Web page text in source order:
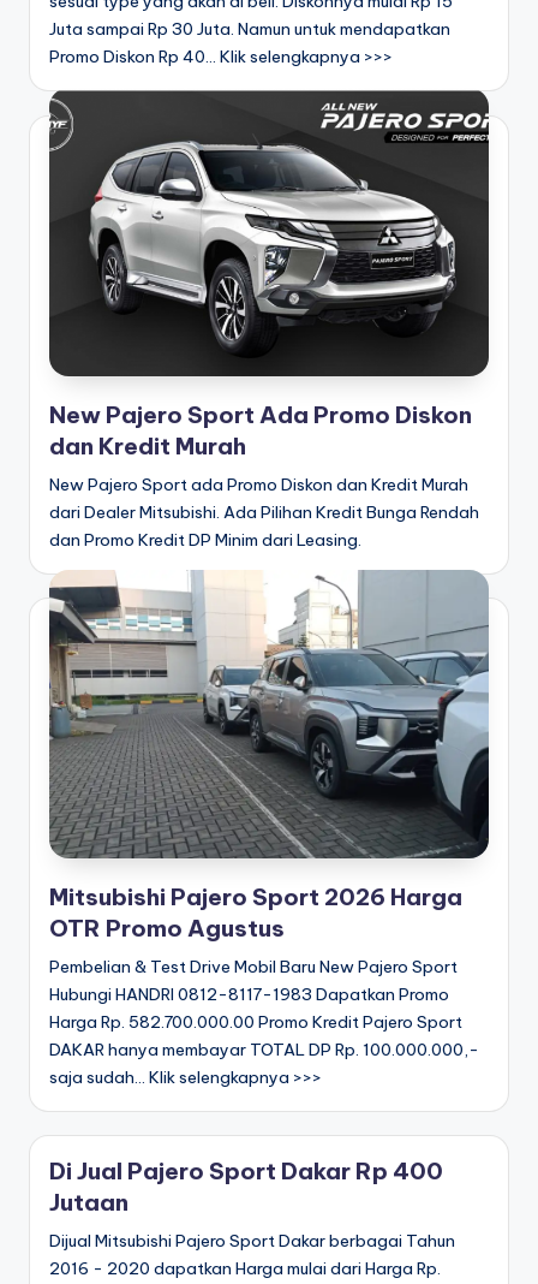
e
si
a
Juta sampai Rp 30 Juta. Namun untuk mendapatkan
Promo Diskon Rp 40... Klik selengkapnya >>>
New Pajero Sport Ada Promo Diskon
dan Kredit Murah
New Pajero Sport ada Promo Diskon dan Kredit Murah
dari Dealer Mitsubishi. Ada Pilihan Kredit Bunga Rendah
dan Promo Kredit DP Minim dari Leasing.
Mitsubishi Pajero Sport 2026 Harga
OTR Promo Agustus
Pembelian & Test Drive Mobil Baru New Pajero Sport
Hubungi HANDRI 0812-8117-1983 Dapatkan Promo
Harga Rp. 582.700.000.00 Promo Kredit Pajero Sport
DAKAR hanya membayar TOTAL DP Rp. 100.000.000,-
saja sudah... Klik selengkapnya >>>
Di Jual Pajero Sport Dakar Rp 400
Jutaan
Dijual Mitsubishi Pajero Sport Dakar berbagai Tahun
2016 - 2020 dapatkan Harga mulai dari Harga Rp.